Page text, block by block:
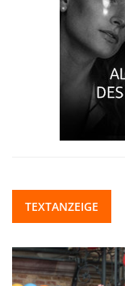
TEXTANZEIGE